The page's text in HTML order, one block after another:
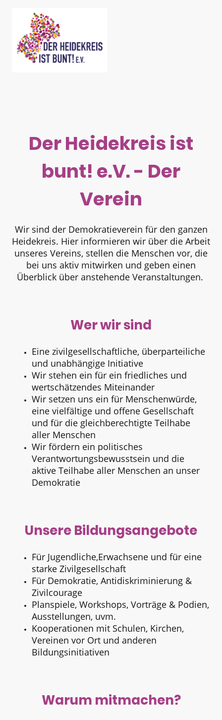
Der Heidekreis ist
bunt! e.V. - Der
Verein
Wir sind der Demokratieverein für den ganzen
Heidekreis. Hier informieren wir über die Arbeit
unseres Vereins, stellen die Menschen vor, die
bei uns aktiv mitwirken und geben einen
Überblick über anstehende Veranstaltungen.
Wer wir sind
Eine zivilgesellschaftliche, überparteiliche
und unabhängige Initiative
Wir stehen ein für ein friedliches und
wertschätzendes Miteinander
Wir setzen uns ein für Menschenwürde,
eine vielfältige und offene Gesellschaft
und für die gleichberechtigte Teilhabe
aller Menschen
Wir fördern ein politisches
Verantwortungsbewusstsein und die
aktive Teilhabe aller Menschen an unser
Demokratie
Unsere Bildungsangebote
Für Jugendliche,Erwachsene und für eine
starke Zivilgesellschaft
Für Demokratie, Antidiskriminierung &
Zivilcourage
Planspiele, Workshops, Vorträge & Podien,
Ausstellungen, uvm.
Kooperationen mit Schulen, Kirchen,
Vereinen vor Ort und anderen
Bildungsinitiativen
Warum mitmachen?